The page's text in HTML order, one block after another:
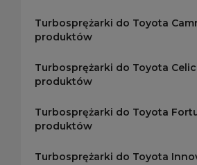
Turbosprężarki do Toyota
produktów
Turbosprężarki do Toyota
produktów
Turbosprężarki do Toyota
produktów
Turbosprężarki do Toyota